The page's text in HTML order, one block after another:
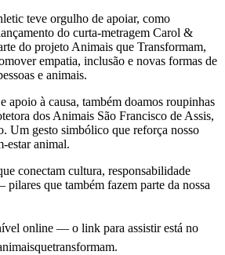
teve orgulho de apoiar, como
do curta-metragem Carol &
do projeto Animais que Transformam,
empatia, inclusão e novas formas de
e animais.
apoio à causa, também doamos roupinhas
dos Animais São Francisco de Assis,
Um gesto simbólico que reforça nosso
estar animal.
conectam cultura, responsabilidade
que também fazem parte da nossa
online — o link para assistir está no